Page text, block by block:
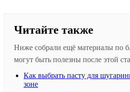
Читайте также
Ниже собрали ещё материалы по
могут быть полезны после этой
Как выбрать пасту для
зоне